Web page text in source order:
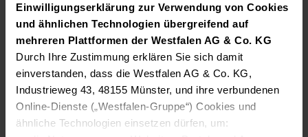
Einwilligungserklärung zur Verwendung von Cookies
und ähnlichen Technologien übergreifend auf
mehreren Plattformen der Westfalen AG & Co. KG
Durch Ihre Zustimmung erklären Sie sich damit
einverstanden, dass die Westfalen AG & Co. KG,
Industrieweg 43, 48155 Münster, und ihre verbundenen
Online-Dienste („Westfalen-Gruppe“) Cookies und
ähnliche Technologien einsetzen dürfen, um: